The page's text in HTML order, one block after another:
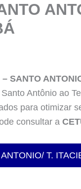
SANTO
Antônio ao
para otimizar
consultar a
T.